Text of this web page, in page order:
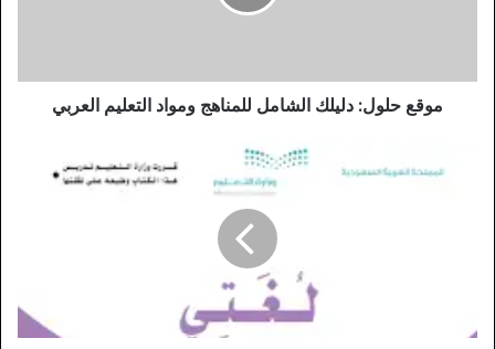
موقع حلول: دليلك الشامل للمناهج ومواد التعليم العربي